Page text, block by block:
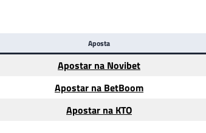
Aposta
Apostar na Novibet
Apostar na BetBoom
Apostar na KTO